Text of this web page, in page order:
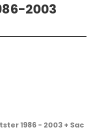
2003
1986 - 2003 + Sac